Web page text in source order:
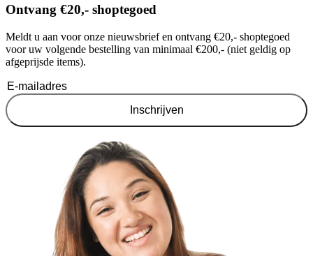
Ontvang €20,- shoptegoed
Meldt u aan voor onze nieuwsbrief en ontvang €20,- shoptegoed
voor uw volgende bestelling van minimaal €200,- (niet geldig op
afgeprijsde items).
Inschrijven